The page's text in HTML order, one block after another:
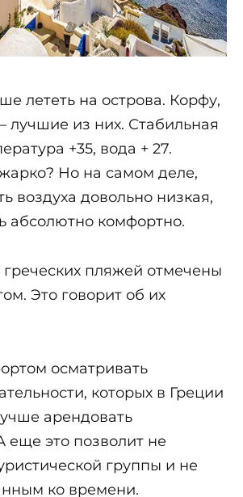
лететь на острова. Корфу,
лучшие из них. Стабильная
+35, вода + 27.
Но на самом деле,
воздуха довольно низкая,
абсолютно комфортно.
пляжей отмечены
Это говорит об их
осматривать
которых в Греции
арендовать
еще это позволит не
группы и не
ко времени.